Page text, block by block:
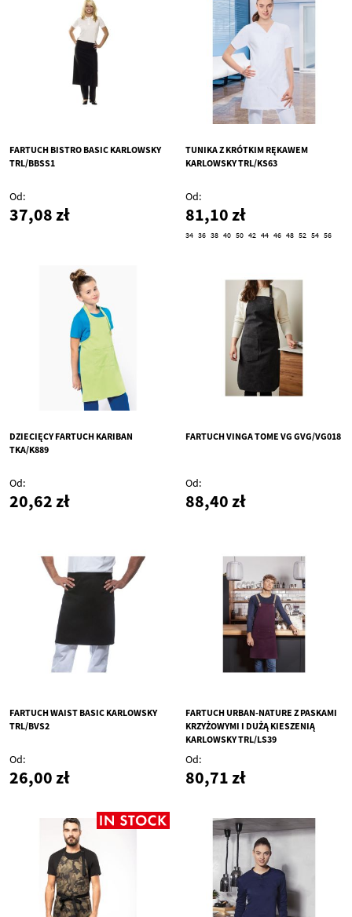
FARTUCH BISTRO BASIC KARLOWSKY
TRL/BBSS1
Od
37,08 zł
TUNIKA Z KRÓTKIM RĘKAWEM
KARLOWSKY TRL/KS63
Od
81,10 zł
34 36 38 40 50 42 44 46 48 52 54 56
DZIECIĘCY FARTUCH KARIBAN
TKA/K889
Od
20,62 zł
FARTUCH VINGA TOME VG GVG/VG018
Od
88,40 zł
FARTUCH WAIST BASIC KARLOWSKY
TRL/BVS2
Od
26,00 zł
FARTUCH URBAN-NATURE Z PASKAMI
KRZYŻOWYMI I DUŻĄ KIESZENIĄ
KARLOWSKY TRL/LS39
Od
80,71 zł